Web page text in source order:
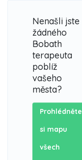
Nenašli jste
žádného
Bobath
terapeuta
poblíž
vašeho
města?
Prohlédněte
si mapu
všech